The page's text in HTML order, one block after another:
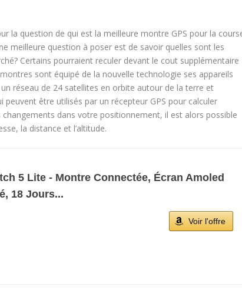
la question de qui est la meilleure montre GPS pour la
meilleure question à poser est de savoir quelles sont les
Certains pourraient reculer devant le cout supplémentaire
sont équipé de la nouvelle technologie ses appareils
réseau de 24 satellites en orbite autour de la terre et
être utilisés par un récepteur GPS pour calculer
dans votre positionnement, il est alors possible
la distance et l’altitude.
5 Lite - Montre Connectée, Écran Amoled
18 Jours...
Voir l'offre